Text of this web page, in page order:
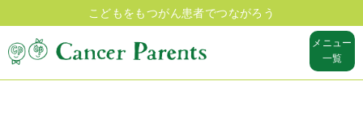
こどもをもつがん患者でつながろう
メニュー
一覧